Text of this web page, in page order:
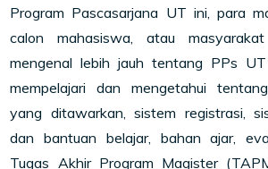
Program Pascasarjana UT ini, para
calon mahasiswa, atau
mengenal lebih jauh tentang PPs
mempelajari dan mengetahui
yang ditawarkan, sistem registrasi,
dan bantuan belajar, bahan ajar,
Tugas Akhir Program Magister